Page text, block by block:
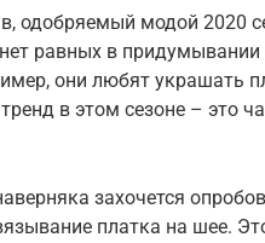
одобряемый модой 2020
равных в придумывании
они любят украшать
в этом сезоне – это
захочется
платка на шее.